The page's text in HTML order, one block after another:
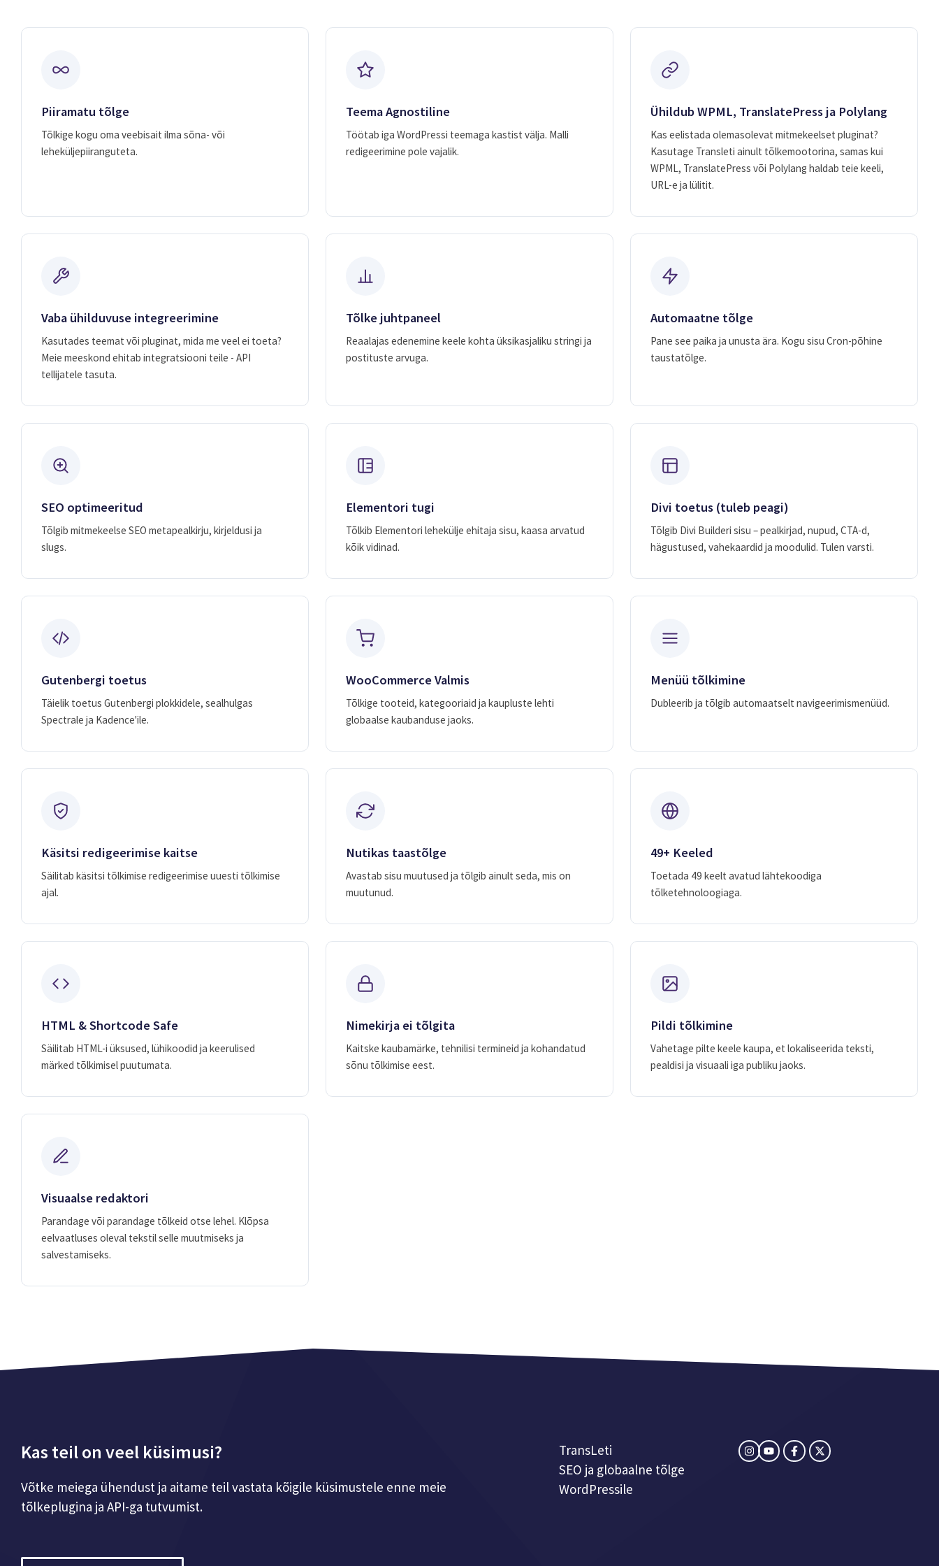
Piiramatu tõlge
Tõlkige kogu oma veebisait ilma sõna- või
leheküljepiiranguteta.
Teema Agnostiline
Töötab iga WordPressi teemaga kastist välja. Malli
redigeerimine pole vajalik.
Ühildub WPML, TranslatePress ja Polylang
Kas eelistada olemasolevat mitmekeelset pluginat?
Kasutage Transleti ainult tõlkemootorina, samas kui
WPML, TranslatePress või Polylang haldab teie keeli,
URL-e ja lülitit.
Vaba ühilduvuse integreerimine
Kasutades teemat või pluginat, mida me veel ei toeta?
Meie meeskond ehitab integratsiooni teile - API
tellijatele tasuta.
Tõlke juhtpaneel
Reaalajas edenemine keele kohta üksikasjaliku stringi ja
postituste arvuga.
Automaatne tõlge
Pane see paika ja unusta ära. Kogu sisu Cron-põhine
taustatõlge.
SEO optimeeritud
Tõlgib mitmekeelse SEO metapealkirju, kirjeldusi ja
slugs.
Elementori tugi
Tõlkib Elementori lehekülje ehitaja sisu, kaasa arvatud
kõik vidinad.
Divi toetus (tuleb peagi)
Tõlgib Divi Builderi sisu – pealkirjad, nupud, CTA-d,
hägustused, vahekaardid ja moodulid. Tulen varsti.
Gutenbergi toetus
Täielik toetus Gutenbergi plokkidele, sealhulgas
Spectrale ja Kadence'ile.
WooCommerce Valmis
Tõlkige tooteid, kategooriaid ja kaupluste lehti
globaalse kaubanduse jaoks.
Menüü tõlkimine
Dubleerib ja tõlgib automaatselt navigeerimismenüüd.
Käsitsi redigeerimise kaitse
Säilitab käsitsi tõlkimise redigeerimise uuesti tõlkimise
ajal.
Nutikas taastõlge
Avastab sisu muutused ja tõlgib ainult seda, mis on
muutunud.
49+ Keeled
Toetada 49 keelt avatud lähtekoodiga
tõlketehnoloogiaga.
HTML & Shortcode Safe
Säilitab HTML-i üksused, lühikoodid ja keerulised
märked tõlkimisel puutumata.
Nimekirja ei tõlgita
Kaitske kaubamärke, tehnilisi termineid ja kohandatud
sõnu tõlkimise eest.
Pildi tõlkimine
Vahetage pilte keele kaupa, et lokaliseerida teksti,
pealdisi ja visuaali iga publiku jaoks.
Visuaalse redaktori
Parandage või parandage tõlkeid otse lehel. Klõpsa
eelvaatluses oleval tekstil selle muutmiseks ja
salvestamiseks.
Kas teil on veel küsimusi?
Võtke meiega ühendust ja aitame teil vastata kõigile küsimustele enne meie
tõlkeplugina ja API-ga tutvumist.
TransLeti
SEO ja globaalne tõlge
WordPressile